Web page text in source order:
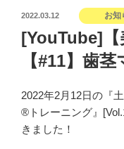
投
日:
2022.03.12 お知
[YouTube]【
【#11】歯
2022年2月12日の『
®︎トレーニング』
きました！